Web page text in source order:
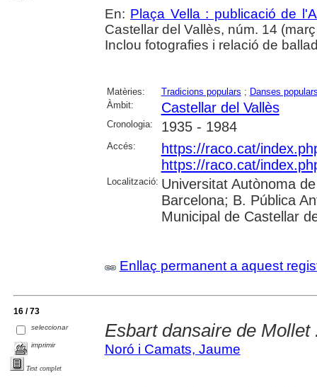
En: Plaça Vella : publicació de
Castellar del Vallès, núm. 14
Inclou fotografies i relació de
Matèries: Tradicions populars ; Danses
Àmbit:
Castellar del Vallès
Cronologia: 1935 - 1984
Accés:
https://raco.cat/
https://raco.cat/
Localització: Universitat Autònoma
Barcelona; B. Pública
Municipal de Castellar
Enllaç permanent a aquest
16 / 73
seleccionar
imprimir
Text complet
Esbart dansaire de Mollet
Noró i Camats, Jaume